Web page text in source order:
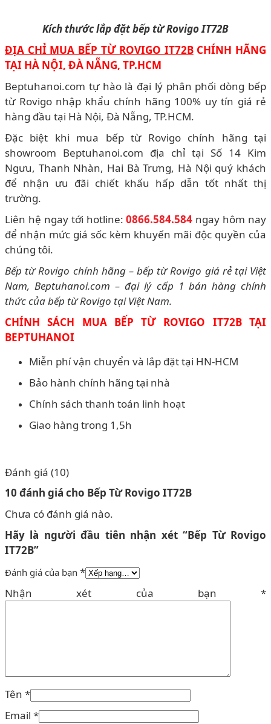
Kích thước lắp đặt bếp từ Rovigo IT72B
ĐỊA CHỈ MUA BẾP TỪ ROVIGO IT72B CHÍNH HÃNG
TẠI HÀ NỘI, ĐÀ NẴNG, TP.HCM
Beptuhanoi.com tự hào là đại lý phân phối dòng bếp
từ Rovigo nhập khẩu chính hãng 100% uy tín giá rẻ
hàng đầu tại Hà Nội, Đà Nẵng, TP.HCM.
Đặc biệt khi mua bếp từ Rovigo chính hãng tại
showroom Beptuhanoi.com địa chỉ tại Số 14 Kim
Ngưu, Thanh Nhàn, Hai Bà Trưng, Hà Nội quý khách
để nhận ưu đãi chiết khấu hấp dẫn tốt nhất thị
trường.
Liên hệ ngay tới hotline:0866.584.584 ngay hôm nay
để nhận mức giá sốc kèm khuyến mãi độc quyền của
chúng tôi.
Bếp từ Rovigo chính hãng – bếp từ Rovigo giá rẻ tại Việt
Nam, Beptuhanoi.com – đại lý cấp 1 bán hàng chính
thức của bếp từ Rovigo tại Việt Nam.
CHÍNH SÁCH MUA BẾP TỪ ROVIGO IT72B TẠI
BEPTUHANOI
Miễn phí vận chuyển và lắp đặt tại HN-HCM
Bảo hành chính hãng tại nhà
Chính sách thanh toán linh hoạt
Giao hàng trong 1,5h
Đánh giá (10)
10 đánh giá cho Bếp Từ Rovigo IT72B
Chưa có đánh giá nào.
Hãy là người đầu tiên nhận xét “Bếp Từ Rovigo
IT72B”
Đánh giá của bạn *
Nhận xét của bạn *
Tên *
Email *